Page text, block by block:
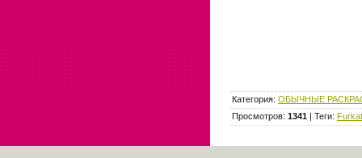
Категория: ОБЫЧНЫЕ
Просмотров: 1341 | Теги: